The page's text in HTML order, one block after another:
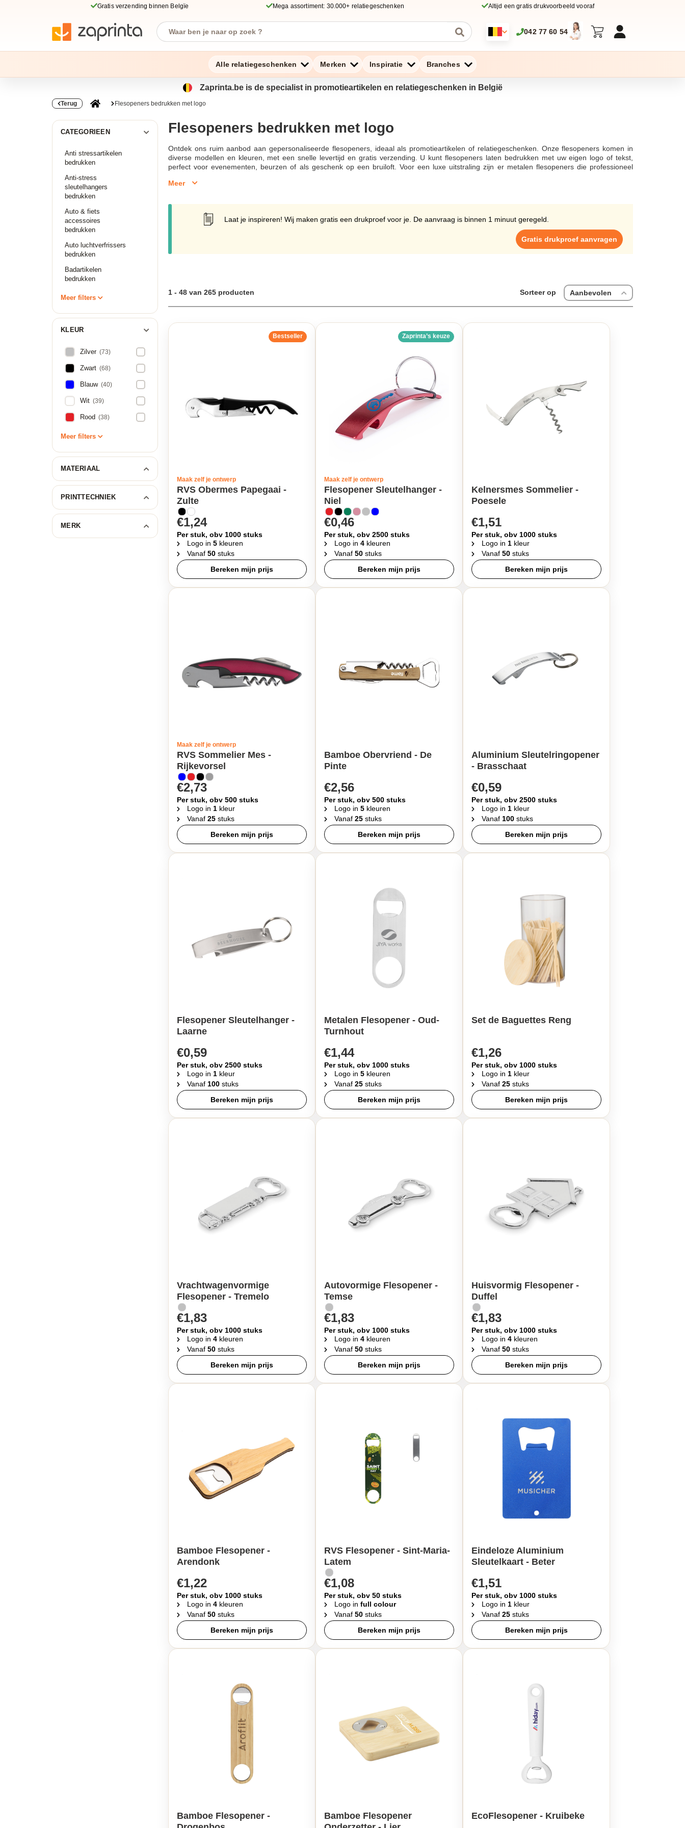
Gratis verzending binnen Belgïe Mega assortiment: 30.000+ relatiegeschenken Altijd een gratis drukvoorbeeld vooraf
042 77 60 54
Alle relatiegeschenken Merken Inspiratie Branches
Zaprinta.be is de specialist in promotieartikelen en relatiegeschenken in België
Terug Flesopeners bedrukken met logo
CATEGORIEEN
Anti stressartikelen
bedrukken
Anti-stress
sleutelhangers
bedrukken
Auto & fiets
accessoires
bedrukken
Auto luchtverfrissers
bedrukken
Badartikelen
bedrukken
Meer filters
KLEUR
Zilver (73)
Zwart (68)
Blauw (40)
Wit (39)
Rood (38)
Meer filters
MATERIAAL
PRINTTECHNIEK
MERK
Flesopeners bedrukken met logo
Ontdek ons ruim aanbod aan gepersonaliseerde flesopeners, ideaal als promotieartikelen of relatiegeschenken. Onze flesopeners komen in
diverse modellen en kleuren, met een snelle levertijd en gratis verzending. U kunt flesopeners laten bedrukken met uw eigen logo of tekst,
perfect voor evenementen, beurzen of als geschenk op een bruiloft. Voor een luxe uitstraling zijn er metalen flesopeners die professioneel
activiteiten. Of u nu kiest voor goedkope flesopeners in een kleine oplage of luxe flesopeners in grotere hoeveelheden, wij staan klaar om uw
ontwerp uploaden en eenvoudig bestellen met opdruk. Ons bestelproces is eenvoudig en doeltreffend, zodat uw bestelling soepel verloopt.
Mocht u vragen hebben, dan kunt u ons altijd bereiken via ons emailadres of chat op onze website. Kies voor onze flesopeners met opdruk en
zet uw bedrijf of evenement in de spotlight.Laat uw flesopeners graveren of voorzien van uw logo voor een gepersonaliseerde touch. Ons
assortiment biedt talloze mogelijkheden voor bedrijfslogo’s, ontwerpen en teksten, allemaal met een snelle levertijd en de beste kwaliteit,
natuurlijk het beste voor uw promotionele activiteiten. Ontdek het gemak van flesopeners bedrukken bij ons en geniet van een uitstekende
service en gratis digitaal ontwerp voor uw gewenste opdruk. Wij staan garant voor kwaliteit en klanttevredenheid in elke bestelling. \n
Meer
Laat je inspireren! Wij maken gratis een drukproef voor je. De aanvraag is binnen 1 minuut geregeld.
Gratis drukproef aanvragen
1 - 48 van 265 producten Sorteer op Aanbevolen
Bestseller
Maak zelf je ontwerp
RVS Obermes Papegaai -
Zulte
€1,24
Per stuk, obv 1000 stuks
Logo in 5 kleuren
Vanaf 50 stuks
Bereken mijn prijs
Zaprinta’s keuze
Maak zelf je ontwerp
Flesopener Sleutelhanger -
Niel
€0,46
Per stuk, obv 2500 stuks
Logo in 4kleuren
Vanaf 50stuks
Bereken mijn prijs
Kelnersmes Sommelier -
Poesele
€1,51
Per stuk, obv 1000 stuks
Logo in 1kleur
Vanaf 50stuks
Bereken mijn prijs
Maak zelf je ontwerp
RVS Sommelier Mes -
Rijkevorsel
€2,73
Per stuk, obv 500 stuks
Logo in 1 kleur
Vanaf 25 stuks
Bereken mijn prijs
Bamboe Obervriend - De
Pinte
€2,56
Per stuk, obv 500 stuks
Logo in 5kleuren
Vanaf 25stuks
Bereken mijn prijs
Aluminium Sleutelringopener
- Brasschaat
€0,59
Per stuk, obv 2500 stuks
Logo in 1kleur
Vanaf 100stuks
Bereken mijn prijs
Flesopener Sleutelhanger -
Laarne
€0,59
Per stuk, obv 2500 stuks
Logo in 1 kleur
Vanaf 100 stuks
Bereken mijn prijs
Metalen Flesopener - Oud-
Turnhout
€1,44
Per stuk, obv 1000 stuks
Logo in 5kleuren
Vanaf 25stuks
Bereken mijn prijs
Set de Baguettes Reng
€1,26
Per stuk, obv 1000 stuks
Logo in 1kleur
Vanaf 25stuks
Bereken mijn prijs
Vrachtwagenvormige
Flesopener - Tremelo
€1,83
Per stuk, obv 1000 stuks
Logo in 4 kleuren
Vanaf 50 stuks
Bereken mijn prijs
Autovormige Flesopener -
Temse
€1,83
Per stuk, obv 1000 stuks
Logo in 4kleuren
Vanaf 50stuks
Bereken mijn prijs
Huisvormig Flesopener -
Duffel
€1,83
Per stuk, obv 1000 stuks
Logo in 4kleuren
Vanaf 50stuks
Bereken mijn prijs
Bamboe Flesopener -
Arendonk
€1,22
Per stuk, obv 1000 stuks
Logo in 4 kleuren
Vanaf 50 stuks
Bereken mijn prijs
RVS Flesopener - Sint-Maria-
Latem
€1,08
Per stuk, obv 50 stuks
Logo in full colour
Vanaf 50stuks
Bereken mijn prijs
Eindeloze Aluminium
Sleutelkaart - Beter
€1,51
Per stuk, obv 1000 stuks
Logo in 1kleur
Vanaf 25stuks
Bereken mijn prijs
Bamboe Flesopener -
Bamboe Flesopener
EcoFlesopener - Kruibeke